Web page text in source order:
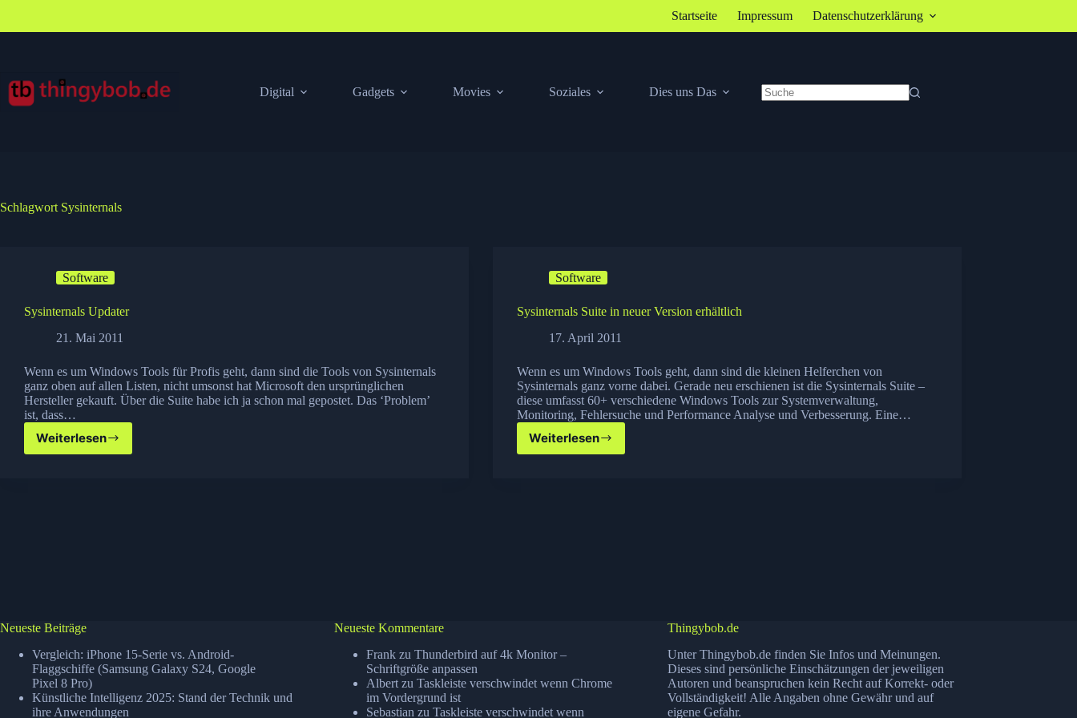
springen
Startseite Impressum Datenschutzerklärung
Digital Gadgets Movies Soziales
Dies uns Das
Schlagwort Sysinternals
Software
Sysinternals Updater
21. Mai 2011
Wenn es um Windows Tools für Profis geht, dann sind die Tools von Sysinternals
ganz oben auf allen Listen, nicht umsonst hat Microsoft den ursprünglichen
Hersteller gekauft. Über die Suite habe ich ja schon mal gepostet. Das ‘Problem’
ist, dass…
WeiterlesenSysinternals
Software
Sysinternals Suite in neuer Version erhältlich
17. April 2011
Wenn es um Windows Tools geht, dann sind die kleinen Helferchen von
Sysinternals ganz vorne dabei. Gerade neu erschienen ist die Sysinternals Suite –
diese umfasst 60+ verschiedene Windows Tools zur Systemverwaltung,
Monitoring, Fehlersuche und Performance Analyse und Verbesserung. Eine…
WeiterlesenSysinternals
Neueste Beiträge
Vergleich: iPhone 15-Serie vs. Android-
Flaggschiffe (Samsung Galaxy S24, Google
Pixel 8 Pro)
Künstliche Intelligenz 2025: Stand der Technik und
ihre Anwendungen
Neueste Kommentare
Frankzu Thunderbird auf 4k Monitor –
Schriftgröße anpassen
Albertzu Taskleiste verschwindet wenn Chrome
im Vordergrund ist
Sebastian zu Taskleiste verschwindet wenn
Thingybob.de
Unter Thingybob.de finden Sie Infos und Meinungen.
Dieses sind persönliche Einschätzungen der jeweiligen
Autoren und beanspruchen kein Recht auf Korrekt- oder
Vollständigkeit! Alle Angaben ohne Gewähr und auf
eigene Gefahr.